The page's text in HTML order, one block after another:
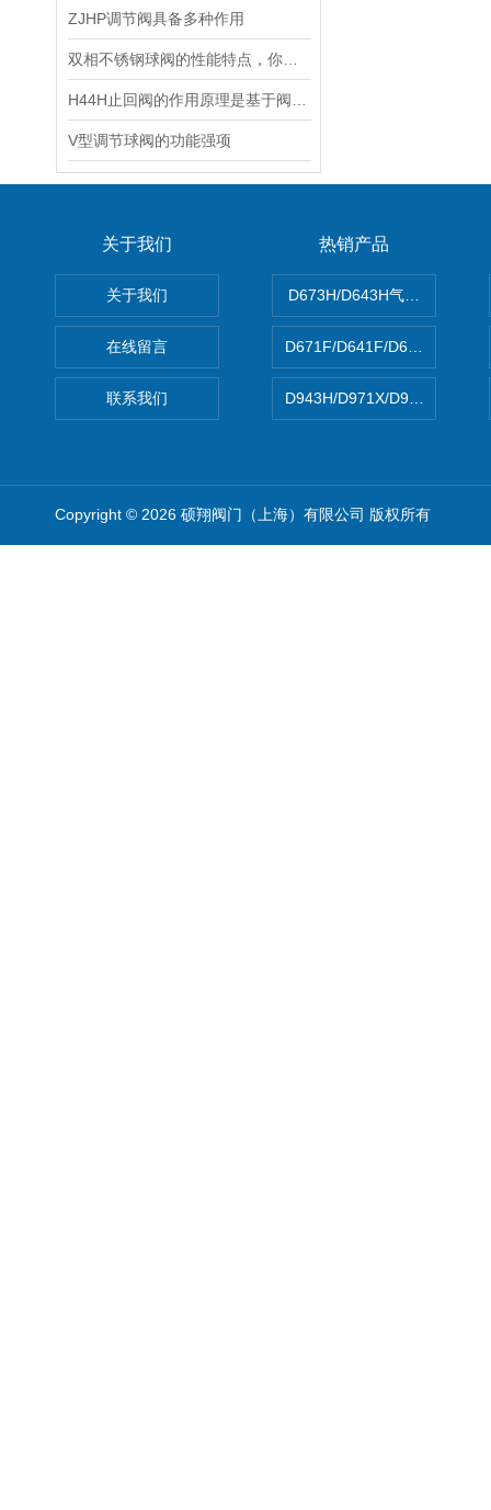
ZJHP调节阀具备多种作用
V型调节球阀的功能强项
关于我们
关于我们
在线留言
联系我们
热销产品
D673H/D643H气动硬密封蝶
D671F/D641F/D671X/
D943H/D971X/D971F46法兰
Copyright © 2026 硕翔阀门（上海）有限公司 版权所有